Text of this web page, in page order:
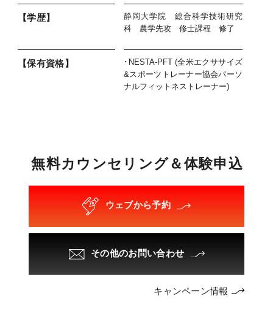
【学歴】
静岡大学院 総合科学技術研究
科 農学先攻 修士課程 修了
【保有資格】
･NESTA-PFT (全米エクササイズ
&スポーツトレーナー協会パーソ
ナルフィットネストレーナー)
無料カ ウ ンセ リ ング＆体験申込
ウェブから予約
その他のお問い合わせ
キャンペーン情報